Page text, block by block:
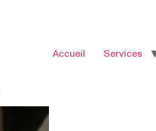
Accueil Services